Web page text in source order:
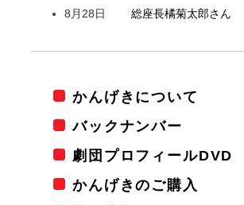
8月28日
総座長橘菊太郎さん
かんげきについて
バックナンバー
劇団プロフィールDVD
かんげきのご購入